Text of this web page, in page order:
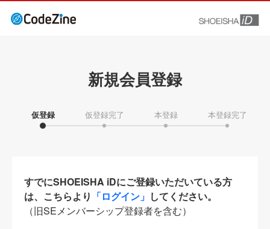
新規会員登録
仮登録 仮登録完了 本登録 本登録完了
すでにSHOEISHA iDにご登録いただいている方
は、こちらより 「ログイン」 してください。
（旧SEメンバーシップ登録者を含む）